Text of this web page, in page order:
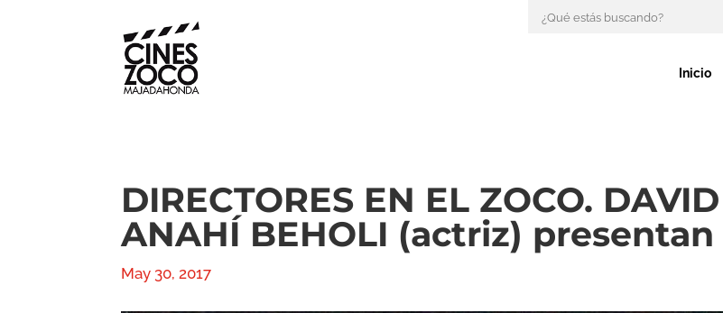
Inicio
DIRECTORES EN EL ZOCO.
ANAHÍ BEHOLI (actriz)
May 30, 2017